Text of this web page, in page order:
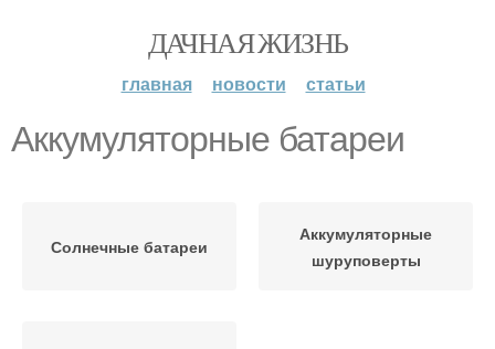
ДАЧНАЯ ЖИЗНЬ
главная новости статьи
Аккумуляторные батареи
Солнечные батареи
Аккумуляторные
шуруповерты